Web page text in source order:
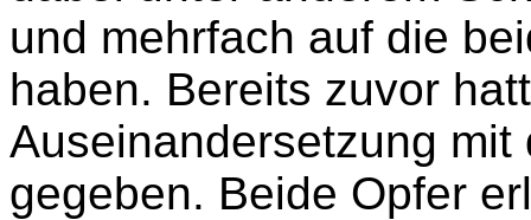
und mehrfach auf die
haben. Bereits zuvor
Auseinandersetzung
gegeben. Beide Opfer